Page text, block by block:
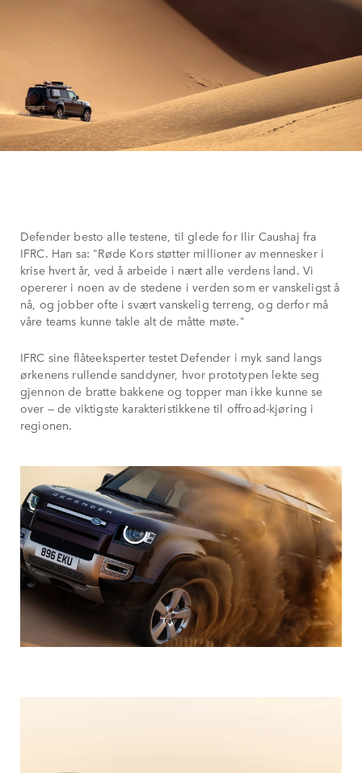
Defender besto alle testene, til glede for Ilir Caushaj fra
IFRC. Han sa: "Røde Kors støtter millioner av mennesker i
krise hvert år, ved å arbeide i nært alle verdens land. Vi
opererer i noen av de stedene i verden som er vanskeligst å
nå, og jobber ofte i svært vanskelig terreng, og derfor må
våre teams kunne takle alt de måtte møte."
IFRC sine flåteeksperter testet Defender i myk sand langs
ørkenens rullende sanddyner, hvor prototypen lekte seg
gjennon de bratte bakkene og topper man ikke kunne se
over — de viktigste karakteristikkene til offroad-kjøring i
regionen.